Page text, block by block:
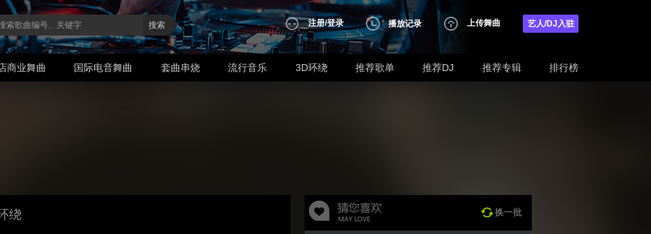
搜索 注册/登录 播放记录 上传舞曲 艺人/DJ入驻
商业舞曲 国际电音舞曲 套曲串烧 流行音乐 3D环绕 推荐歌单 推荐DJ 推荐专辑 排行榜
绕 换一批